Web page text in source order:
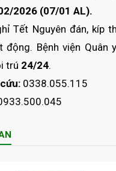
2026 (07/01 AL).
Tết Nguyên đán, kíp
Bệnh viện Quân
trú 24/24.
0338.055.115